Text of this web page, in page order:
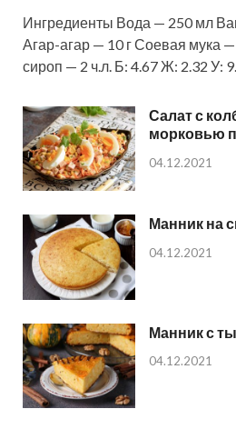
Ингредиенты Вода — 250 мл
Агар-агар — 10 г Соевая мука
сироп — 2 ч.л. Б: 4.67 Ж: 2.32 У:
Салат с
морковью
04.12.2021
Манник на
04.12.2021
Манник с
04.12.2021